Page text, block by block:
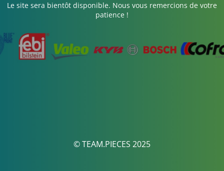
Le site sera bientôt disponible. Nous vous remercions de votre
patience !
© TEAM.PIECES 2025